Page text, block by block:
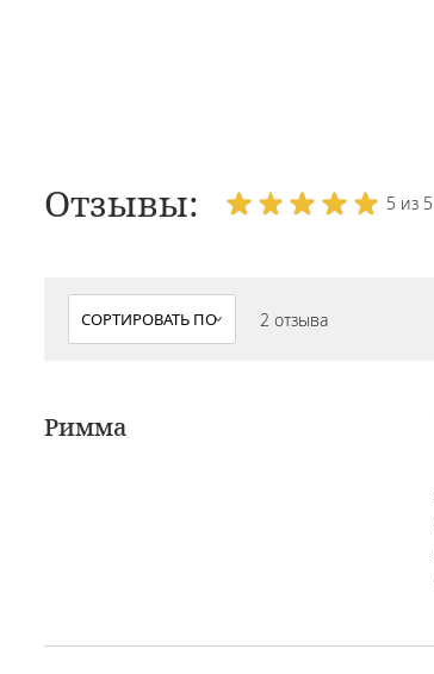
Отзывы: 5 из 5
2 отзыва
Римма